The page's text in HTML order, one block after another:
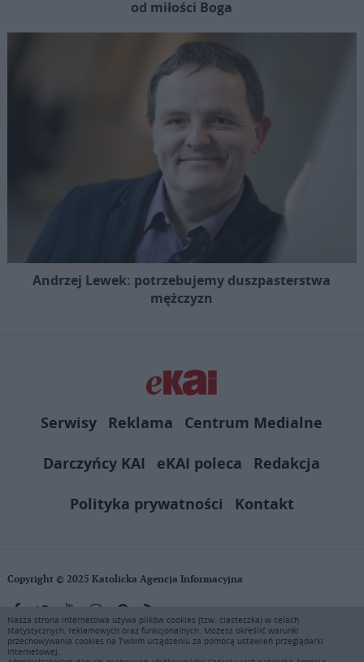
od miłości Boga
Andrzej Lewek: potrzebujemy duszpasterstwa
mężczyzn
Serwisy Reklama
Centrum Medialne
Darczyńcy KAI
eKAI poleca
Redakcja
Polityka prywatności
Kontakt
Copyright © 2025 Katolicka Agencja Informacyjna
KAI zastrzega wszelkie prawa do serwisu. Użytkownicy mogą pobierać
i drukować fragmenty zawartości serwisu internetowego www.ekai.pl
Nasza strona internetowa używa plików cookies (tzw. ciasteczka) w celach
statystycznych, reklamowych oraz funkcjonalnych. Możesz określić warunki
przechowywania cookies na Twoim urządzeniu za pomocą ustawień przeglądarki
internetowej.